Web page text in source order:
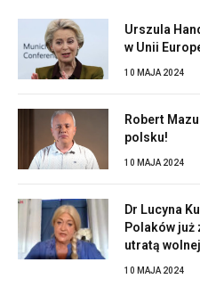
Urszula
w Unii
10 MAJA 2024
Robert
polsku!
10 MAJA 2024
Dr Lucyna
Polaków już
utratą
10 MAJA 2024